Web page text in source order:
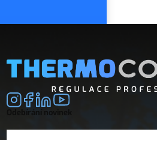
Odebírání novinek